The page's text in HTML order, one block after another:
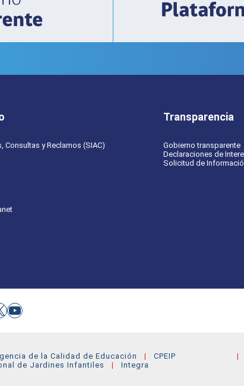
Consultas y Reclamos (SIAC)
Transparencia
Gobierno transparente
Declaraciones de
Solicitud de
YouTube
de la Calidad de Educación CPEIP
de Jardines Infantiles Integra